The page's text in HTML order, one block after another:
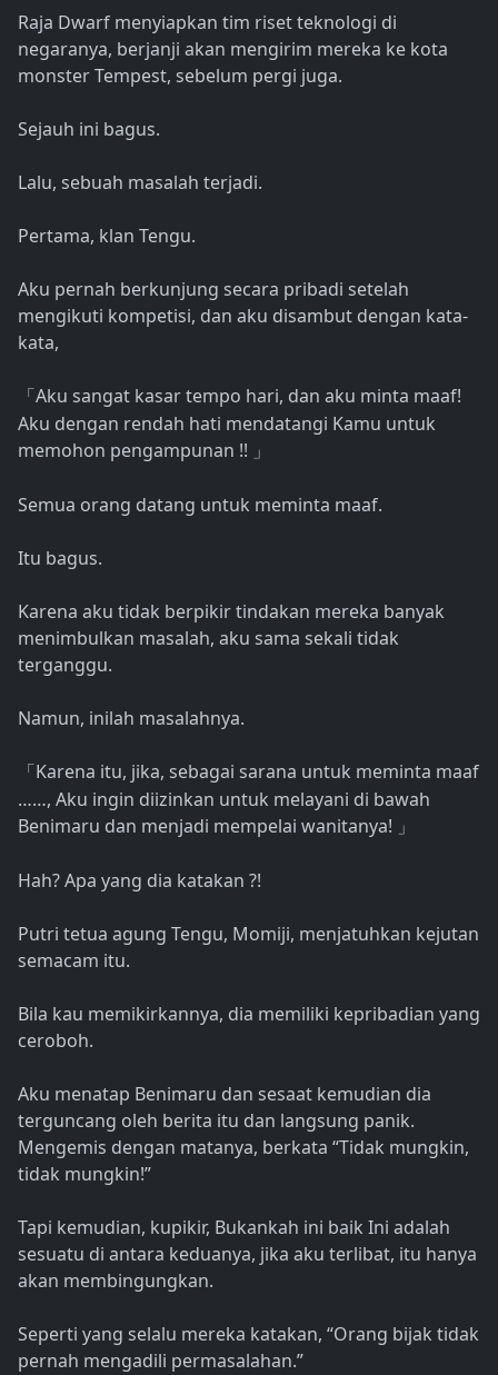
Raja Dwarf menyiapkan tim riset teknologi di
negaranya, berjanji akan mengirim mereka ke kota
monster Tempest, sebelum pergi juga.
Sejauh ini bagus.
Lalu, sebuah masalah terjadi.
Pertama, klan Tengu.
Aku pernah berkunjung secara pribadi setelah
mengikuti kompetisi, dan aku disambut dengan kata-
kata,
「 Aku sangat kasar tempo hari, dan aku minta maaf!
Aku dengan rendah hati mendatangi Kamu untuk
memohon pengampunan !!
」
Semua orang datang untuk meminta maaf.
Itu bagus.
Karena aku tidak berpikir tindakan mereka banyak
menimbulkan masalah, aku sama sekali tidak
terganggu.
Namun, inilah masalahnya.
「 Karena itu, jika, sebagai sarana untuk meminta maaf
……, Aku ingin diizinkan untuk melayani di bawah
Benimaru dan menjadi mempelai wanitanya!
」
Hah? Apa yang dia katakan ?!
Putri tetua agung Tengu, Momiji, menjatuhkan kejutan
semacam itu.
Bila kau memikirkannya, dia memiliki kepribadian yang
ceroboh.
Aku menatap Benimaru dan sesaat kemudian dia
terguncang oleh berita itu dan langsung panik.
Mengemis dengan matanya, berkata “Tidak mungkin,
tidak mungkin!”
Tapi kemudian, kupikir, Bukankah ini baik Ini adalah
sesuatu di antara keduanya, jika aku terlibat, itu hanya
akan membingungkan.
Seperti yang selalu mereka katakan, “Orang bijak tidak
pernah mengadili permasalahan.”